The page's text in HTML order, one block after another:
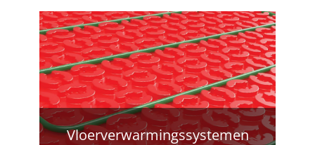
Vloerverwarmingssystemen